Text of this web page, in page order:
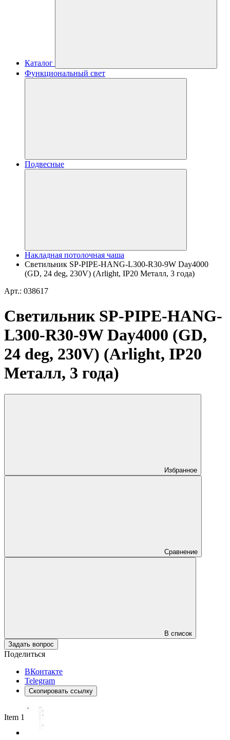
Каталог
Функциональный свет
Подвесные
Накладная потолочная чаша
Светильник SP-PIPE-HANG-L300-R30-9W Day4000
(GD, 24 deg, 230V) (Arlight, IP20 Металл, 3 года)
Арт.: 038617
Светильник SP-PIPE-HANG-
L300-R30-9W Day4000 (GD,
24 deg, 230V) (Arlight, IP20
Металл, 3 года)
Избранное
Сравнение
В список
Задать вопрос
Поделиться
ВКонтакте
Telegram
Скопировать ссылку
Item 1 of 5